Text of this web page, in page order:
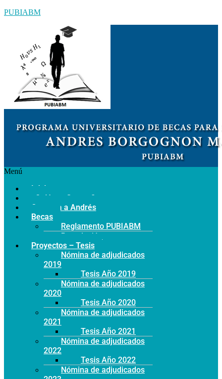
PUBIABM
Menú
Inicio
¿Quiénes Somos?
Conozca a Andrés
Becas
Reglamento PUBIABM
Postulación
Proyectos – Tesis
Nómina de adjudicados
2019
Tesis Año 2019
Nómina de adjudicados
2020
Tesis Año 2020
Nómina de adjudicados
2021
Tesis Año 2021
Nómina de adjudicados
2022
Tesis Año 2022
Nómina de adjudicados